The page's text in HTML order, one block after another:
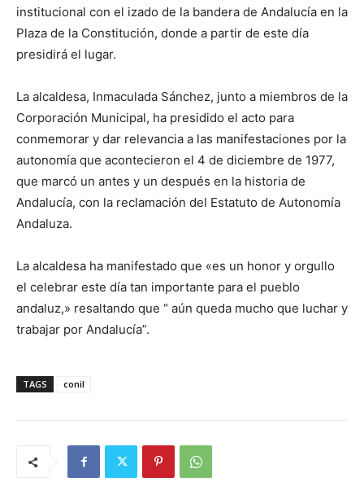
institucional con el izado de la bandera de Andalucía en la
Plaza de la Constitución, donde a partir de este día
presidirá el lugar.
La alcaldesa, Inmaculada Sánchez, junto a miembros de la
Corporación Municipal, ha presidido el acto para
conmemorar y dar relevancia a las manifestaciones por la
autonomía que acontecieron el 4 de diciembre de 1977,
que marcó un antes y un después en la historia de
Andalucía, con la reclamación del Estatuto de Autonomía
Andaluza.
La alcaldesa ha manifestado que «es un honor y orgullo
el celebrar este día tan importante para el pueblo
andaluz,» resaltando que “ aún queda mucho que luchar y
trabajar por Andalucía”.
TAGS conil